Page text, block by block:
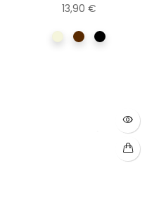
13,90 €
BeigeMarronNoir